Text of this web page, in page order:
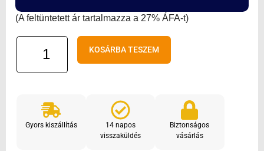
(A feltüntetett ár tartalmazza a 27% ÁFA-t)
44YR
távirányító
(sárga)
mennyiség
KOSÁRBA TESZEM
Gyors kiszállítás
14 napos
visszaküldés
Biztonságos
vásárlás